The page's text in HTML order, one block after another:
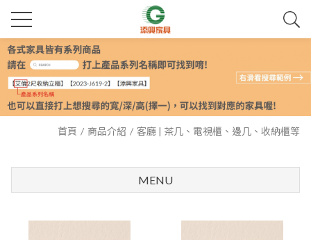
首頁 商品介紹 客廳 | 茶几、電視櫃、邊几、收納櫃等
MENU